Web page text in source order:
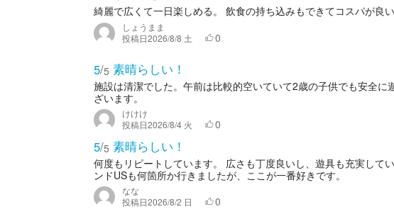
綺麗で広くて一日楽しめる。 飲食の持ち込みもできてコスパが良い
しょうまま
投稿日2026/8/8 土 0
5/5 素晴らしい！
施設は清潔でした。午前は比較的空いていて2歳の子供でも安全に
ざいます。
けけけ
投稿日2026/8/4 火 0
5/5 素晴らしい！
何度もリピートしています。 広さも丁度良いし、遊具も充実して
ンドUSも何箇所か行きましたが、ここが一番好きです。
なな
投稿日2026/8/2 日 0